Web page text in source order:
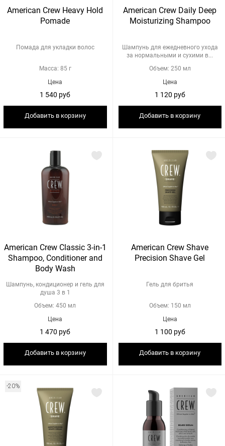
American Crew Heavy Hold
Pomade
Помада для укладки волос
Масса: 85 г
Цена
1 540 руб
Добавить в корзину
American Crew Daily Deep
Moisturizing Shampoo
Шампунь для ежедневного ухода
за нормальными и сухими в...
Объем: 250 мл
Цена
1 120 руб
Добавить в корзину
American Crew Classic 3-in-1
Shampoo, Conditioner and
Body Wash
Шампунь, кондиционер и гель для
душа 3 в 1
Объем: 450 мл
Цена
1 470 руб
Добавить в корзину
American Crew Shave
Precision Shave Gel
Гель для бритья
Объем: 150 мл
Цена
1 100 руб
Добавить в корзину
-20%